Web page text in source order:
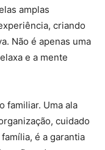
amplas
criando
Não é apenas uma
e a mente
familiar. Uma ala
cuidado
é a garantia